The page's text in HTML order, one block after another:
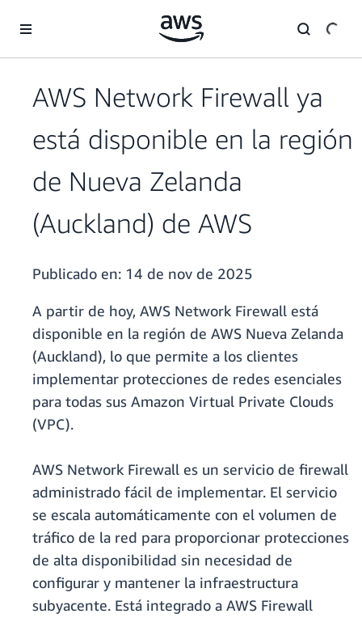
AWS Network Firewall ya
está disponible en la región
de Nueva Zelanda
(Auckland) de AWS
Publicado en: 14 de nov de 2025
A partir de hoy, AWS Network Firewall está
disponible en la región de AWS Nueva Zelanda
(Auckland), lo que permite a los clientes
implementar protecciones de redes esenciales
para todas sus Amazon Virtual Private Clouds
(VPC).
AWS Network Firewall es un servicio de firewall
administrado fácil de implementar. El servicio
se escala automáticamente con el volumen de
tráfico de la red para proporcionar protecciones
de alta disponibilidad sin necesidad de
configurar y mantener la infraestructura
subyacente. Está integrado a AWS Firewall